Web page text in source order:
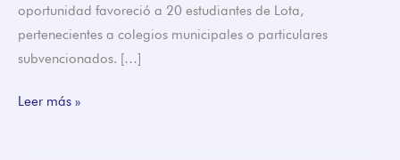
oportunidad favoreció a 20 estudiantes de Lota,
pertenecientes a colegios municipales o particulares
subvencionados. […]
Leer más »